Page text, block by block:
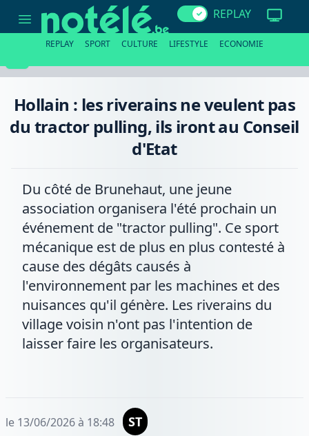
pas
pulling,
iront
REPLAY
REPLAY SPORT CULTURE LIFESTYLE ECONOMIE
Hollain : les riverains ne veulent pas
du tractor pulling, ils iront au Conseil
d'Etat
Du côté de Brunehaut, une jeune
association organisera l'été prochain un
événement de "tractor pulling". Ce sport
mécanique est de plus en plus contesté à
cause des dégâts causés à
l'environnement par les machines et des
nuisances qu'il génère. Les riverains du
village voisin n'ont pas l'intention de
laisser faire les organisateurs.
le 13/06/2026 à 18:48 ST